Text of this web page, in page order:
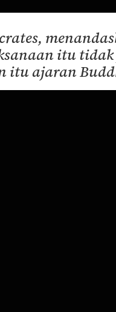
itu
itu ajaran